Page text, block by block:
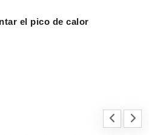
el pico de calor